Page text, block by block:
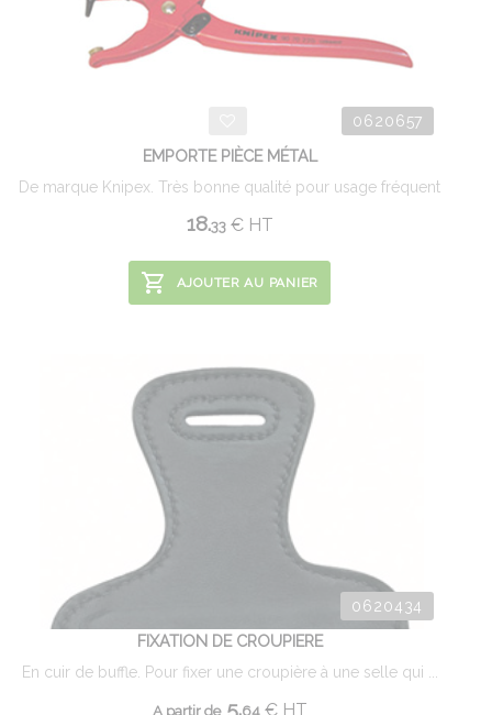
0620657
EMPORTE PIÈCE MÉTAL
De marque Knipex. Très bonne qualité pour usage fréquent
18.33 €HT
AJOUTER AU PANIER
0620434
FIXATION DE CROUPIERE
En cuir de buffle. Pour fixer une croupière à une selle qui ...
A partir de5.64 €HT